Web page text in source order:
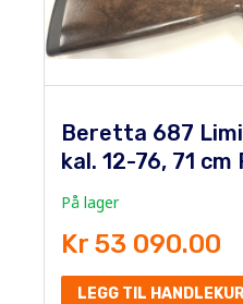
Beretta 687
kal. 12-76, 71 cm
På lager
Kr 53 090.00
LEGG TIL